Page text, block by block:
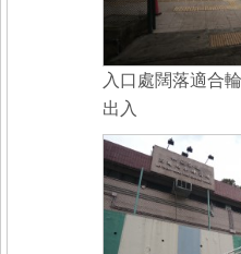
入口處闊落適合
出入